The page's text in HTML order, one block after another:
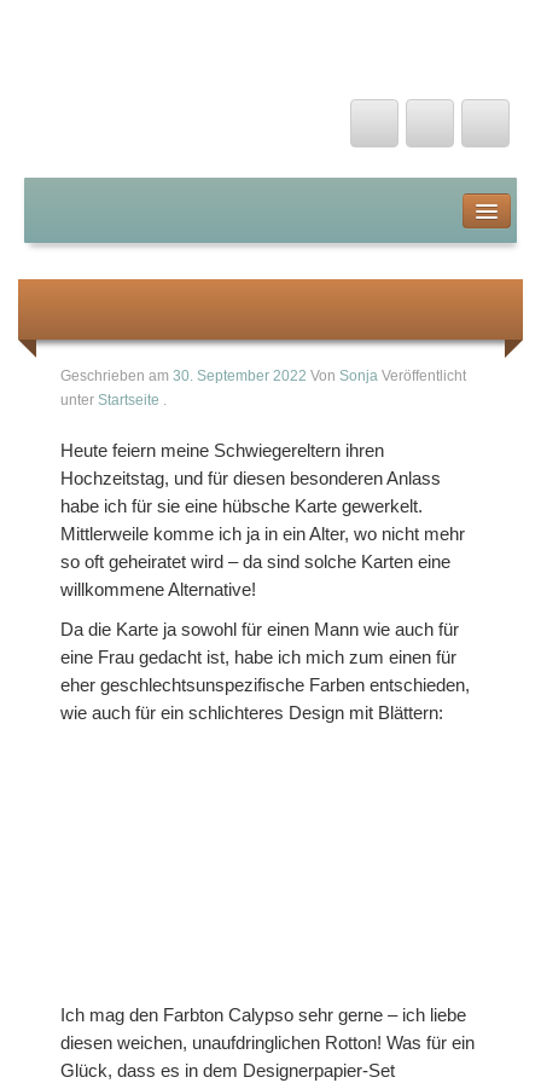
Über mich
Stampin Up von A-Z
Farben
Stanzen und Prägen
Stanzschablonen
Prägefolder
Stempel
Gastgeberinnen-Sets
Sale-A-Bration 2015
Sale-A-Bration 2016
Geschrieben am 30. September 2022 Von Sonja Veröffentlicht
unter Startseite .
Heute feiern meine Schwiegereltern ihren
Hochzeitstag, und für diesen besonderen Anlass
habe ich für sie eine hübsche Karte gewerkelt.
Mittlerweile komme ich ja in ein Alter, wo nicht mehr
so oft geheiratet wird – da sind solche Karten eine
willkommene Alternative!
Da die Karte ja sowohl für einen Mann wie auch für
eine Frau gedacht ist, habe ich mich zum einen für
eher geschlechtsunspezifische Farben entschieden,
wie auch für ein schlichteres Design mit Blättern:
Ich mag den Farbton Calypso sehr gerne – ich liebe
diesen weichen, unaufdringlichen Rotton! Was für ein
Glück, dass es in dem Designerpapier-Set